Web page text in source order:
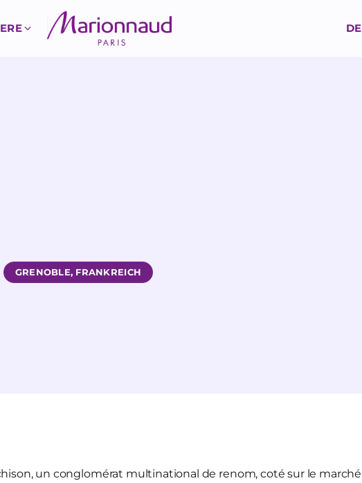
DE
GRENOBLE, FRANKREICH
un conglomérat multinational de renom, coté sur le marché